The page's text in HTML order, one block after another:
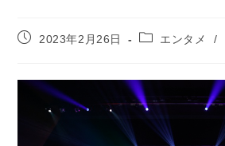
投
開
2023年2月26日
投
テ
ゴ
リ
エンタメ /